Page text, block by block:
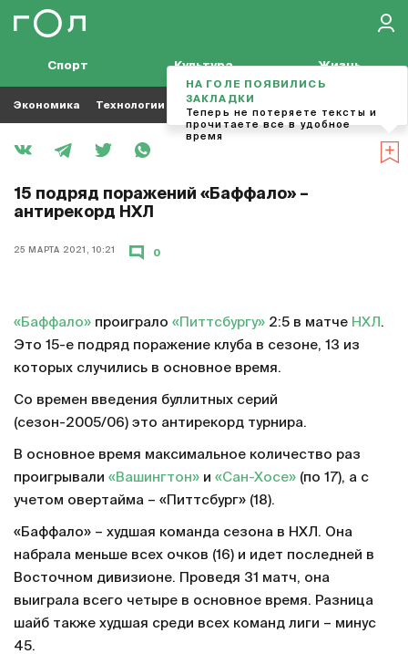
Спорт Культура Жизнь
Экономика Технологии Кино Футбол
15 подряд поражений «Баффало» –
антирекорд НХЛ
25 МАРТА 2021, 10:21 0
«Баффало» проиграло «Питтсбургу» 2:5 в матче НХЛ .
Это 15-е подряд поражение клуба в сезоне, 13 из
которых случились в основное время.
Со времен введения буллитных серий
(сезон-2005/06) это антирекорд турнира.
В основное время максимальное количество раз
проигрывали «Вашингтон» и «Сан-Хосе» (по 17), а с
учетом овертайма – «Питтсбург» (18).
«Баффало» – худшая команда сезона в НХЛ. Она
набрала меньше всех очков (16) и идет последней в
Восточном дивизионе. Проведя 31 матч, она
выиграла всего четыре в основное время. Разница
шайб также худшая среди всех команд лиги – минус
45.
НА ГОЛЕ ПОЯВИЛИСЬ
ЗАКЛАДКИ
Теперь не потеряете тексты и
прочитаете все в удобное
время